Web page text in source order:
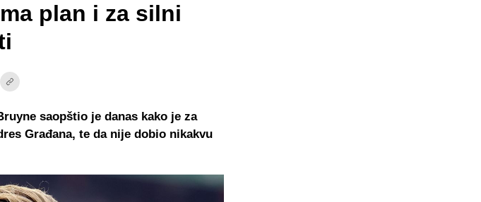
plan i za silni
saopštio je danas kako je za
Građana, te da nije dobio nikakvu